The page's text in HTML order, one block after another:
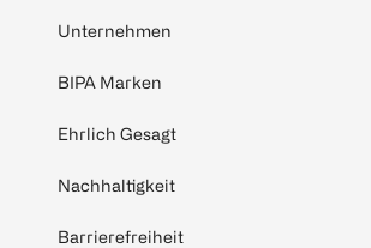
Unternehmen
BIPA Marken
Ehrlich Gesagt
Nachhaltigkeit
Barrierefreiheit